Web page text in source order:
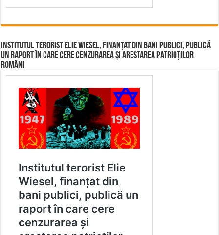
Institutul terorist Elie Wiesel, finanțat din bani publici, publică
un raport în care cere cenzurarea și arestarea patrioților
români